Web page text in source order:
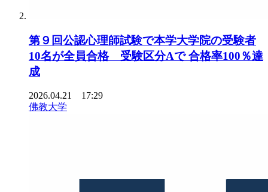
第９回公認心理師試験で本学大学院の受験者
10名が全員合格 受験区分Aで 合格率100％達
成
2026.04.21 17:29
佛教大学